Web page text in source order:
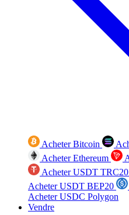
Acheter Bitcoin
Acheter Ethereum
Acheter USDT TRC20
Acheter USDT BEP20
Acheter USDC Polygon
Vendre